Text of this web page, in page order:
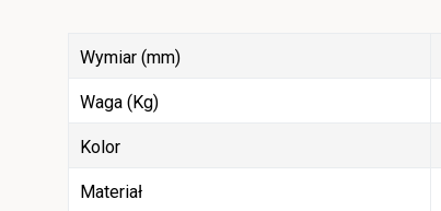
Wymiar (mm)
Waga (Kg)
Kolor
Materiał